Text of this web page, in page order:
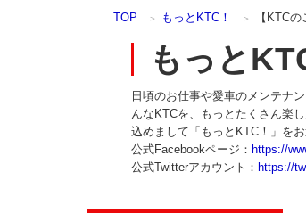
TOP もっとKTC！ 【KTCの
もっと
日頃のお仕事や愛車のメンテナ
んなKTCを、もっとたくさん楽
込めまして「もっとKTC！」をお
公式Facebookページ： https://
公式Twitterアカウント： https://